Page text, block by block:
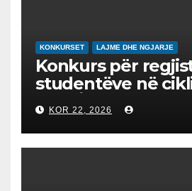
KONKURSET LAJME DHE NGJARJE
Konkurs për
studentëve në
2026/2027 –
запишување на
на втор циклус
2026/2027
KOR 22, 2026